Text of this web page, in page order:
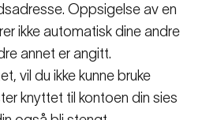
Oppsigelse av en
ikke automatisk dine andre
annet er angitt.
vil du ikke kunne bruke
knyttet til kontoen din sies